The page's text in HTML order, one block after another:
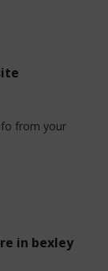
from your
in bexley